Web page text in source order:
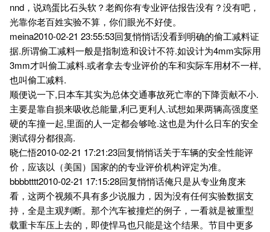
nnd，说鸡蛋比石头软？老阎你有专业评估报告没有？没有吧，
光靠你老百姓实验不算，你们眼光不好使。
meina2010-02-21 23:55:53回复悄悄话没看到明确的偷工减料证
据.所谓偷工减料一般是指制造和设计不符.如设计为4mm实际用
3mm才叫偷工减料.或者拿去专业评价的车和实际车用材不一样,
也叫偷工减料.
顺便说一下,日本车其实为总体交通事故死亡率的下降贡献不小.
主要是靠自损来吸收总能量,利己更利人.试想如果两辆高强度坚
硬的车撞一起,里面的人一定都会够呛.这也是为什么日车的安全
测试得分都很高.
晓仁悟2010-02-21 17:21:23回复悄悄话关于车辆的安全性能评
价，应该以（美国）国家的的专业评价机构评定为准。
bbbbtttt2010-02-21 17:15:28回复悄悄话俺只是从专业角度来
看，这两个视频不具有多少说服力，因为没有任何实验数据支
持，全是主观判断。那个汽车被撞烂的例子，一看就是被重型
载重卡车压上去的，即使悍马也只能是这个结果。节目中更多